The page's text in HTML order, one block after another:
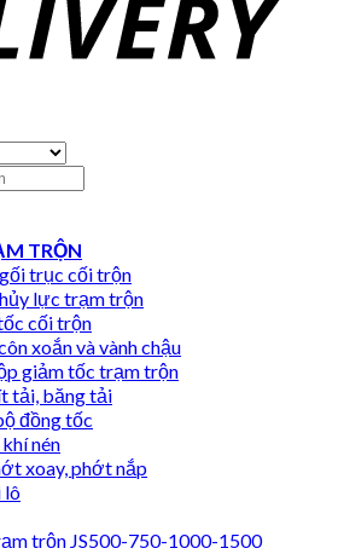
TRỘN
trục cối trộn
lực trạm trộn
cối trộn
xoắn và vành chậu
giảm tốc trạm trộn
tải, băng tải
đồng tốc
nén
xoay, phớt nắp
lô
trộn JS500-750-1000-1500